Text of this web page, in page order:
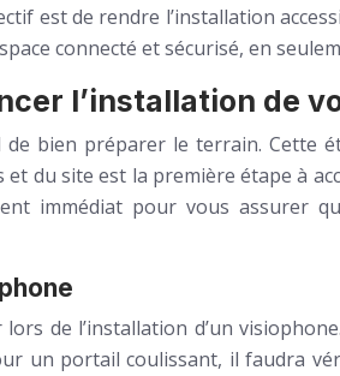
est de rendre l’installation
connecté et sécurisé, en
l’installation de
bien préparer le terrain. Cette
du site est la première étape à
immédiat pour vous assurer
de l’installation d’un
un portail coulissant, il faudra